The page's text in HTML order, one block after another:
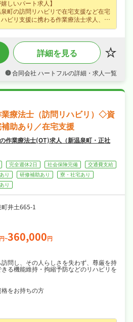
しいパート求人】
泉町の訪問リハビリで在宅支援など在宅
ビリ支援に携わる作業療法士求人、ぜ
の力を活かして活躍してみませんか？
資格手当・住宅手当など各種手当・昇
など好待遇で、効率よく収入を得られま
期休暇も取りやすくオンオフを切り替え
険完備、住宅補助・社宅制度ありが揃
詳細を見る
合同会社 ハートフルの詳細・求人一覧
業療法士（訪問リハビリ）◇資
助あり／在宅支援
作業療法士(OT)求人（新温泉町・正社
完全週休2日 社会保険完備
交通費支給
り 研修補助あり
寮・社宅あり
り
井土665-1
円~360,000円
問し、その人らしさを失わず、尊厳を持
る機能維持・拘縮予防などのリハビリを
す。
して簡潔な作業となります。
をお持ちの方